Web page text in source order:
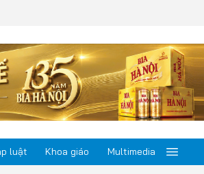
luật Khoa giáo Multimedia